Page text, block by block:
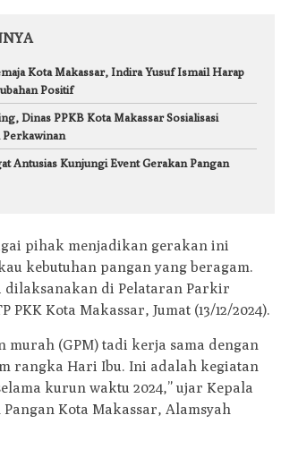
Kota Makassar, Indira Yusuf Ismail Harap
Positif
Dinas PPKB Kota Makassar Sosialisasi
Perkawinan
Antusias Kunjungi Event Gerakan Pangan
pihak menjadikan gerakan ini
kebutuhan pangan yang beragam.
dilaksanakan di Pelataran Parkir
PKK Kota Makassar, Jumat (13/12/2024).
murah (GPM) tadi kerja sama dengan
rangka Hari Ibu. Ini adalah kegiatan
kurun waktu 2024,” ujar Kepala
Kota Makassar, Alamsyah